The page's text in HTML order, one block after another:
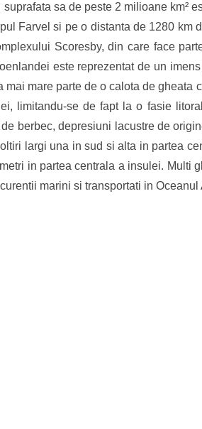
sa de peste 2 milioane km²
Farvel si pe o distanta de 1280 km
Scoresby, din care face
este reprezentat de un
mai mare parte de o calota de
limitandu-se de fapt la o fasie
berbec, depresiuni lacustre de
largi una in sud si alta in partea
in partea centrala a insulei. Multi
marini si transportati in